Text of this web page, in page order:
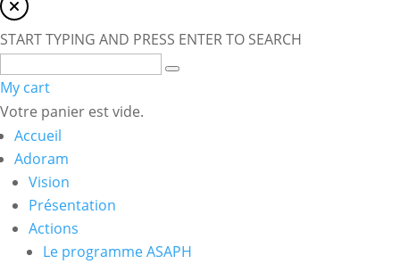
START TYPING AND PRESS ENTER TO SEARCH
My cart
Votre panier est vide.
Accueil
Adoram
Vision
Présentation
Actions
Le programme ASAPH